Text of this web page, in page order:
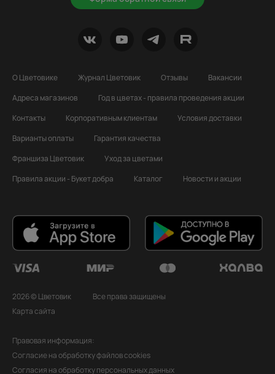
О Цветовике Журнал Цветовик Отзывы
Вакансии
Адреса магазинов
Год в цветах - правила проведения акции
Контакты
Корпоративным клиентам
Условия доставки
Варианты оплаты
Гарантия качества
Франшиза Цветовик
Уход за цветами
Правила акции - Букет добра
Каталог Новости и акции
2026 © Цветовик
Все права защищены
Карта сайта
Правовая информация:
Согласие на обработку файлов cookies
Согласия на обработку персональных данных